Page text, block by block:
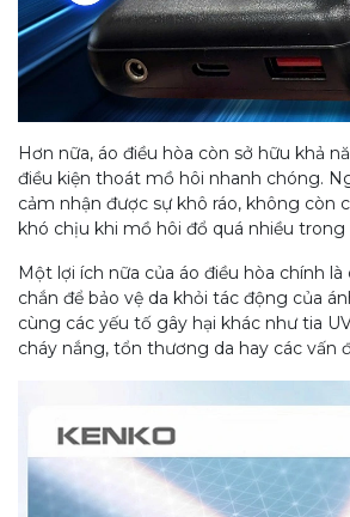
Hơn nữa, áo điều hòa còn sở hữu khả
điều kiện thoát mồ hôi nhanh chóng.
cảm nhận được sự khô ráo, không còn
khó chịu khi mồ hôi đổ quá nhiều trong
Một lợi ích nữa của áo điều hòa chính
chắn để bảo vệ da khỏi tác động của
cùng các yếu tố gây hại khác như tia
cháy nắng, tổn thương da hay các vấn